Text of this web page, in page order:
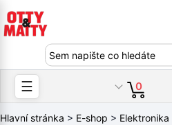
☰ 0
Hlavní stránka > E-shop > Elektronika